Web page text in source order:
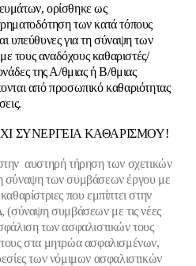
ορίσθηκε ως
των κατά τόπους
υπεύθυνες για τη σύναψη των
τους αναδόχους καθαριστές/
της Α/θμιας ή Β/θμιας
από προσωπικό καθαριότητας
ΣΥΝΕΡΓΕΙΑ ΚΑΘΑΡΙΣΜΟΥ!
αυστηρή τήρηση των σχετικών
σύναψη των συμβάσεων έργου με
που εμπίπτει στην
συμβάσεων με τις νέες
των ασφαλιστικών τους
στα μητρώα ασφαλισμένων,
των νόμιμων ασφαλιστικών